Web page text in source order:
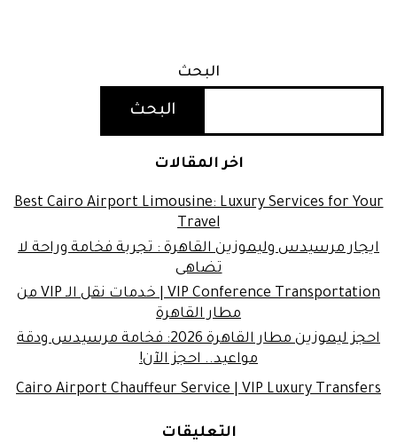
البحث
البحث
اخر المقالات
Best Cairo Airport Limousine: Luxury Services for Your
Travel
ايجار مرسيدس وليموزين القاهرة : تجربة فخامة وراحة لا
تضاهى
VIP Conference Transportation | خدمات نقل الـ VIP من
مطار القاهرة
احجز ليموزين مطار القاهرة 2026: فخامة مرسيدس ودقة
مواعيد.. احجز الآن!
Cairo Airport Chauffeur Service | VIP Luxury Transfers
التعليقات